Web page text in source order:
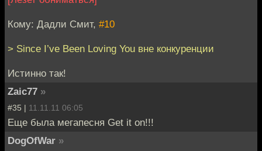
Кому: Дадли Смит, #10
> Since I’ve Been Loving You вне конкуренции
Истинно так!
Zaic77 »
#35 | 11.11.11 06:05
Еще была мегапесня Get it on!!!
DogOfWar »